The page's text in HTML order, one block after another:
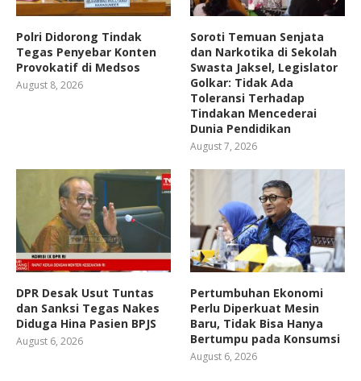
Polri Didorong Tindak
Tegas Penyebar Konten
Provokatif di Medsos
August 8, 2026
Soroti Temuan Senjata
dan Narkotika di Sekolah
Swasta Jaksel, Legislator
Golkar: Tidak Ada
Toleransi Terhadap
Tindakan Mencederai
Dunia Pendidikan
August 7, 2026
DPR Desak Usut Tuntas
dan Sanksi Tegas Nakes
Diduga Hina Pasien BPJS
August 6, 2026
Pertumbuhan Ekonomi
Perlu Diperkuat Mesin
Baru, Tidak Bisa Hanya
Bertumpu pada Konsumsi
August 6, 2026